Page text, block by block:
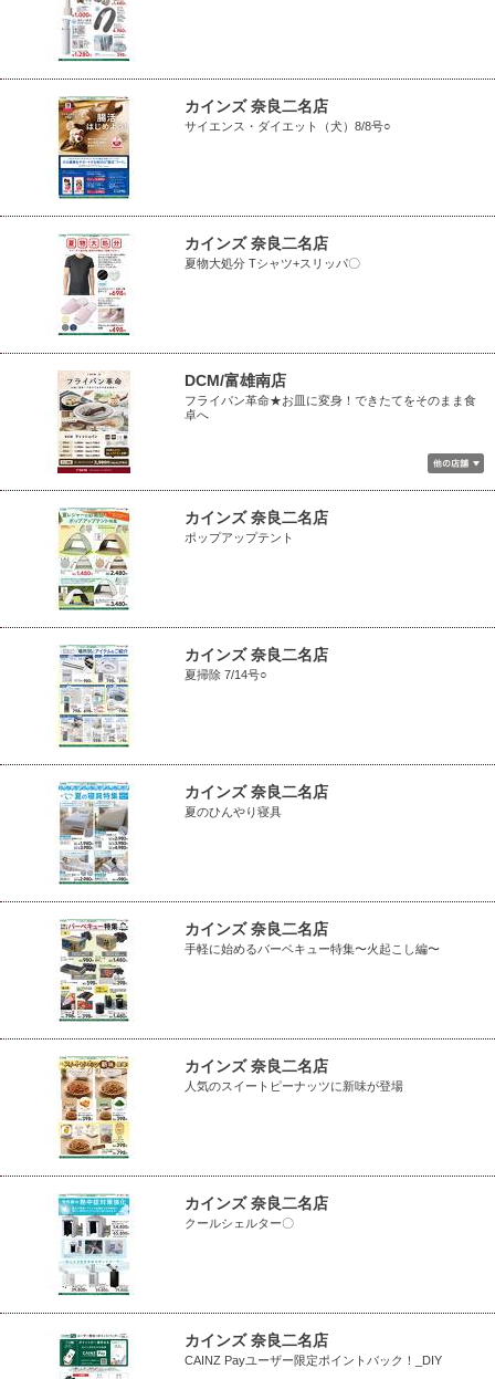
カインズ 奈良二名店
サイエンス・ダイエット（犬）8/8号○
カインズ 奈良二名店
夏物大処分 Tシャツ+スリッパ〇
DCM/富雄南店
フライパン革命★お皿に変身！できたてをそのまま食
卓へ
カインズ 奈良二名店
ポップアップテント
カインズ 奈良二名店
夏掃除 7/14号○
カインズ 奈良二名店
夏のひんやり寝具
カインズ 奈良二名店
手軽に始めるバーベキュー特集〜火起こし編〜
カインズ 奈良二名店
人気のスイートピーナッツに新味が登場
カインズ 奈良二名店
クールシェルター〇
カインズ 奈良二名店
CAINZ Payユーザー限定ポイントバック！_DIY